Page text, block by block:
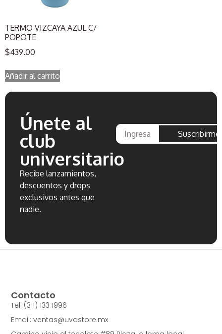
TERMO VIZCAYA AZUL C/
POPOTE
$439.00
Añadir al carrito
Únete al
club
universitario
Recibe lanzamientos,
descuentos y drops
exclusivos antes que
nadie.
Suscribirme
Contacto
Tel: (311) 133 1996
Email: ventas@uvastore.mx